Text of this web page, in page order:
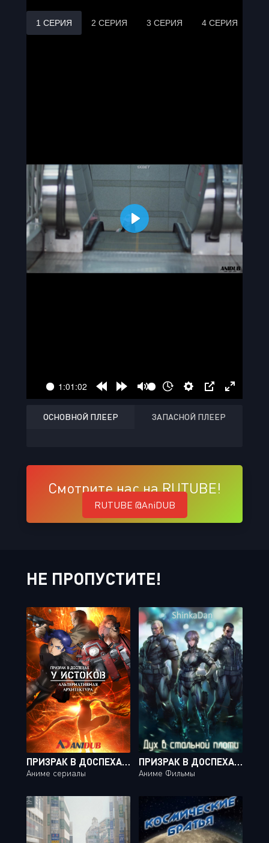
ОСНОВНОЙ ПЛЕЕР ЗАПАСНОЙ ПЛЕЕР
Смотрите нас на RUTUBE!
RUTUBE @AniDUB
НЕ ПРОПУСТИТЕ!
ПРИЗРАК В ДОСПЕХАХ: У ИСТОКОВ - АЛЬТЕРНАТИВНАЯ АРХИТЕКТУРА / KOUKAKU KIDOUTAI ARISE: ALTERNATIVE ARCHITECTURE [10 ИЗ 10]
Аниме сериалы
ПРИЗРАК В ДОСПЕХАХ / KOUKAKU KIDOUTAI [MOVIE]
Аниме Фильмы